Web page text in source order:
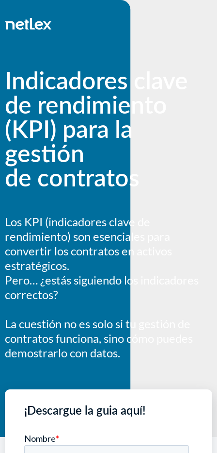
Indicadores clave
de rendimiento
(KPI) para la
gestión
de contratos
Los KPI (indicadores clave de
rendimiento) son esenciales para
convertir los contratos en activos
estratégicos.
Pero… ¿estás siguiendo los indicadores
correctos?
La cuestión no es solo si tu gestión de
contratos funciona, sino cómo puedes
demostrarlo con datos.
¡Descargue la guia aquí!